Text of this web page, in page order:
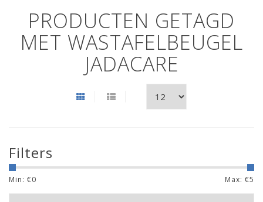
PRODUCTEN GETAGD
MET WASTAFELBEUGEL
JADACARE
Filters
Min: €0 Max: €5